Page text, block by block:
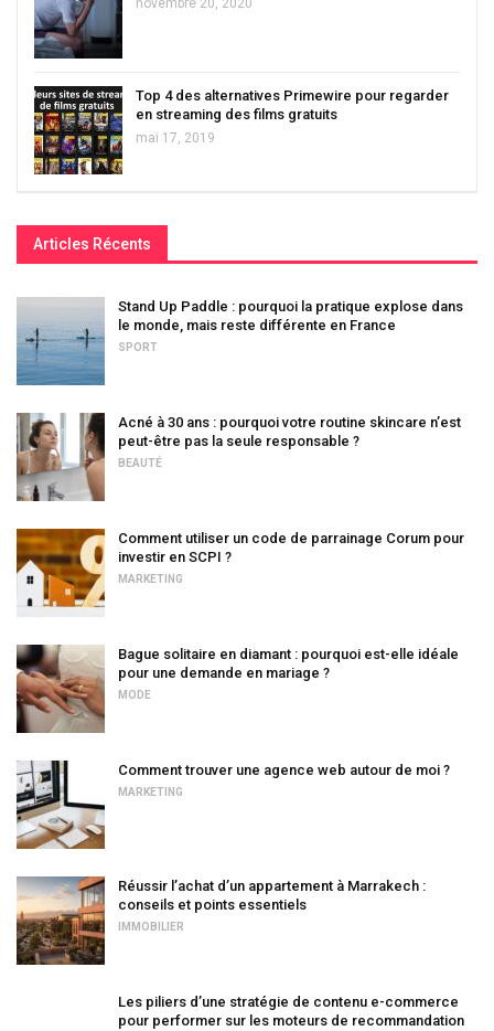
novembre 20, 2020
Top 4 des alternatives Primewire pour regarder
en streaming des films gratuits
mai 17, 2019
Articles Récents
Stand Up Paddle : pourquoi la pratique explose dans
le monde, mais reste différente en France
SPORT
Acné à 30 ans : pourquoi votre routine skincare n’est
peut-être pas la seule responsable ?
BEAUTÉ
Comment utiliser un code de parrainage Corum pour
investir en SCPI ?
MARKETING
Bague solitaire en diamant : pourquoi est-elle idéale
pour une demande en mariage ?
MODE
Comment trouver une agence web autour de moi ?
MARKETING
Réussir l’achat d’un appartement à Marrakech :
conseils et points essentiels
IMMOBILIER
Les piliers d’une stratégie de contenu e-commerce
pour performer sur les moteurs de recommandation